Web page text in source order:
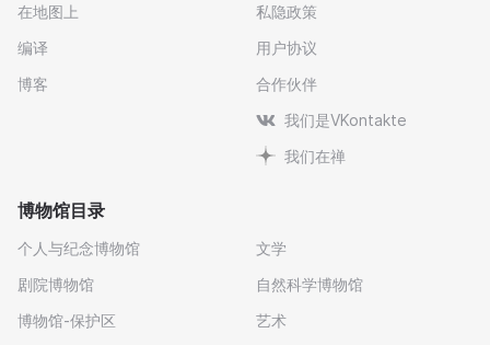
在地图上
编译
博客
私隐政策
用户协议
合作伙伴
我们是VKontakte
我们在禅
博物馆目录
个人与纪念博物馆
剧院博物馆
博物馆-保护区
文学
自然科学博物馆
艺术